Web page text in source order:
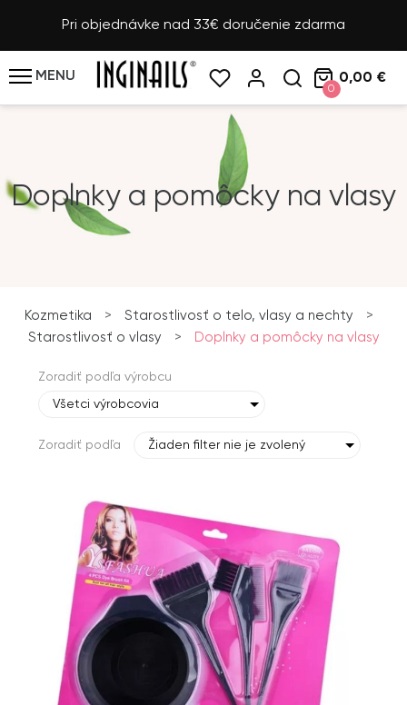
Pri objednávke nad 33€ doručenie zdarma
MENU
0
0,00 €
Doplnky a pomôcky na vlasy
Kozmetika > Starostlivosť o telo, vlasy a nechty
>
Starostlivosť o vlasy
> Doplnky a pomôcky na vlasy
Zoradiť podľa výrobcu
Všetci výrobcovia
Zoradiť podľa Žiaden filter nie je zvolený